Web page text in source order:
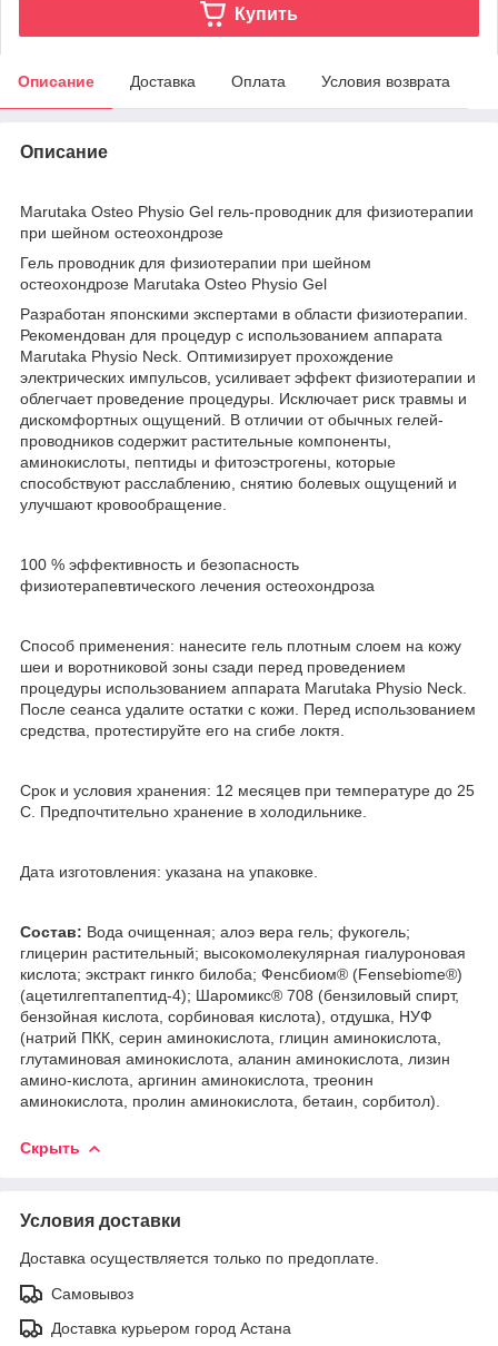
Купить
Описание Доставка Оплата Условия возврата
Описание
Marutaka Osteo Physio Gel гель-проводник для физиотерапии
при шейном остеохондрозе
Гель проводник для физиотерапии при шейном
остеохондрозе Marutaka Osteo Physio Gel
Разработан японскими экспертами в области физиотерапии.
Рекомендован для процедур с использованием аппарата
Marutaka Рhysio Neck. Оптимизирует прохождение
электрических импульсов, усиливает эффект физиотерапии и
облегчает проведение процедуры. Исключает риск травмы и
дискомфортных ощущений. В отличии от обычных гелей-
проводников содержит растительные компоненты,
аминокислоты, пептиды и фитоэстрогены, которые
способствуют расслаблению, снятию болевых ощущений и
улучшают кровообращение.
100 % эффективность и безопасность
физиотерапевтического лечения остеохондроза
Способ применения: нанесите гель плотным слоем на кожу
шеи и воротниковой зоны сзади перед проведением
процедуры использованием аппарата Marutaka Рhysio Neck.
После сеанса удалите остатки с кожи. Перед использованием
средства, протестируйте его на сгибе локтя.
Срок и условия хранения: 12 месяцев при температуре до 25
С. Предпочтительно хранение в холодильнике.
Дата изготовления: указана на упаковке.
Состав: Вода очищенная; алоэ вера гель; фукогель;
глицерин растительный; высокомолекулярная гиалуроновая
кислота; экстракт гинкго билоба; Фенсбиом® (Fensebiome®)
(ацетилгептапептид-4); Шаромикс® 708 (бензиловый спирт,
бензойная кислота, сорбиновая кислота), отдушка, НУФ
(натрий ПКК, серин аминокислота, глицин аминокислота,
глутаминовая аминокислота, аланин аминокислота, лизин
амино-кислота, аргинин аминокислота, треонин
аминокислота, пролин аминокислота, бетаин, сорбитол).
Скрыть
Условия доставки
Доставка осуществляется только по предоплате.
Самовывоз
Доставка курьером город Астана